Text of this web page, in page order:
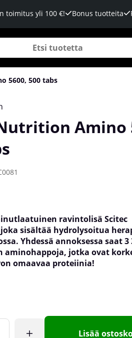
toimitus yli 100 €! Bonus tuotteita
5600, 500 tabs
Amino
ravintolisä Scitec
sisältää hydrolysoitua
Yhdessä annoksessa saat 3
aminohappoja, jotka ovat
omaavaa proteiinia!
Lisää